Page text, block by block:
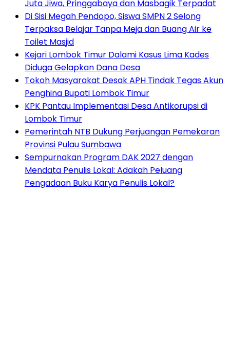
Juta Jiwa, Pringgabaya dan Masbagik Terpadat
Di Sisi Megah Pendopo, Siswa SMPN 2 Selong
Terpaksa Belajar Tanpa Meja dan Buang Air ke
Toilet Masjid
Kejari Lombok Timur Dalami Kasus Lima Kades
Diduga Gelapkan Dana Desa
Tokoh Masyarakat Desak APH Tindak Tegas Akun
Penghina Bupati Lombok Timur
KPK Pantau Implementasi Desa Antikorupsi di
Lombok Timur
Pemerintah NTB Dukung Perjuangan Pemekaran
Provinsi Pulau Sumbawa
Sempurnakan Program DAK 2027 dengan
Mendata Penulis Lokal: Adakah Peluang
Pengadaan Buku Karya Penulis Lokal?